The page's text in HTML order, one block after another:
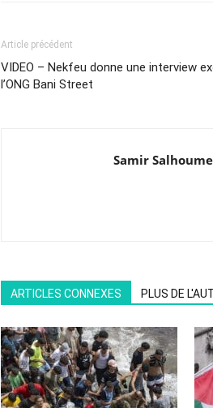
Article précédent
VIDEO – Nekfeu donne une interview
l’ONG Bani Street
Samir Salhoume
ARTICLES CONNEXES PLUS DE